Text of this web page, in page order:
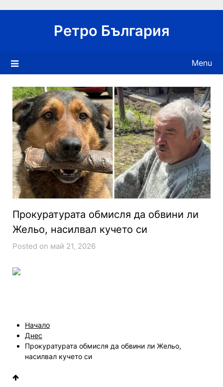
Ретро България
Menu
Прокуратурата обмисля да обвини ли
Жельо, насилвал кучето си
Posted on май 21, 2026
Начало
Днес
Прокуратурата обмисля да обвини ли Жельо,
насилвал кучето си